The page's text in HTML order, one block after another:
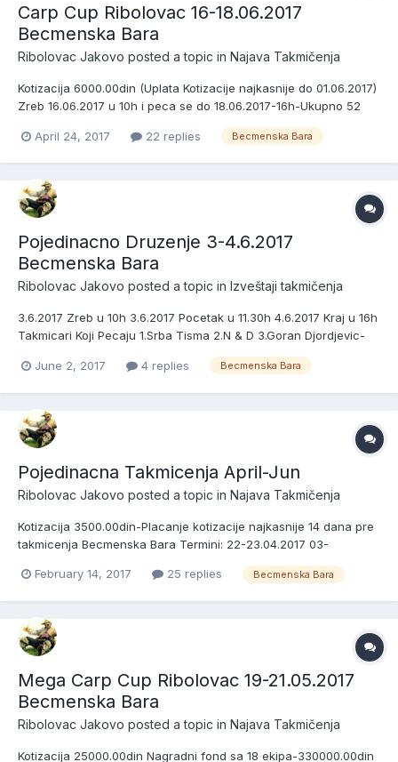
Carp Cup Ribolovac 16-18.06.2017
Becmenska Bara
Ribolovac Jakovo posted a topic in Najava Takmičenja
Kotizacija 6000.00din (Uplata Kotizacije najkasnije do 01.06.2017)
Zreb 16.06.2017 u 10h i peca se do 18.06.2017-16h-Ukupno 52
1:1,2,3,4,5 i 6 Sektor 2:7,8,9,10,11,12 i 13 Sektor 3:14,15,16,17,18 i 19
April 24, 2017 22 replies Becmenska Bara
Pojedinacno Druzenje 3-4.6.2017
Becmenska Bara
Ribolovac Jakovo posted a topic in Izveštaji takmičenja
3.6.2017 Zreb u 10h 3.6.2017 Pocetak u 11.30h 4.6.2017 Kraj u 16h
Takmicari Koji Pecaju 1.Srba Tisma 2.N & D 3.Goran Djordjevic-
7.Vlada Dejanovic 8.Ogi 9.Vulkan-Dejan Petrovic 10.Mrca Surcin
June 2, 2017 4 replies Becmenska Bara
Pojedinacna Takmicenja April-Jun
Ribolovac Jakovo posted a topic in Najava Takmičenja
Kotizacija 3500.00din-Placanje kotizacije najkasnije 14 dana pre
takmicenja Becmenska Bara Termini: 22-23.04.2017 03-
-12.05.2017 Pocetak 11.30h----------03.06.2017-------12.05.2017
February 14, 2017 25 replies Becmenska Bara
Mega Carp Cup Ribolovac 19-21.05.2017
Becmenska Bara
Ribolovac Jakovo posted a topic in Najava Takmičenja
Kotizacija 25000.00din Nagradni fond sa 18 ekipa-330000.00din